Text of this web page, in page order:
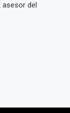
asesor del